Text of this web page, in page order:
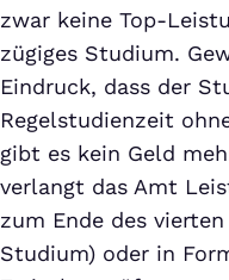
zwar keine Top-
zügiges Studium.
Eindruck, dass der
Regelstudienzeit
gibt es kein Geld
verlangt das Amt
zum Ende des
Studium) oder in